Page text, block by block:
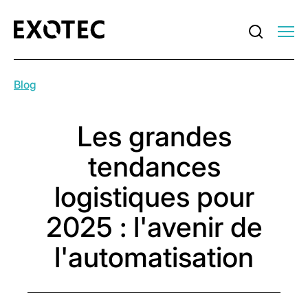
Blog
Les grandes
tendances
logistiques pour
2025 : l'avenir de
l'automatisation